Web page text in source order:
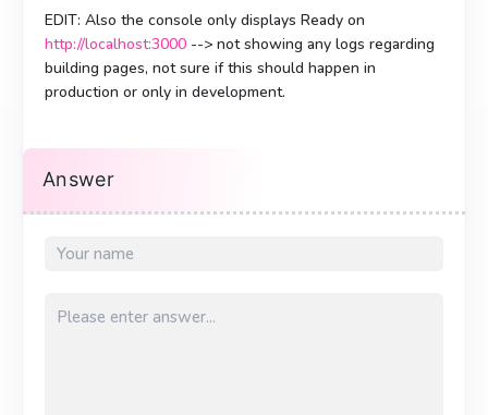
EDIT: Also the console only displays Ready on
http://localhost:3000 --> not showing any logs regarding
building pages, not sure if this should happen in
production or only in development.
Answer